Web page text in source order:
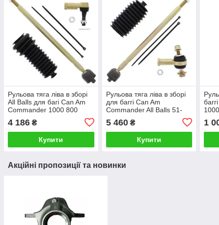
Рульова тяга ліва в зборі
All Balls для багі Can Am
Commander 1000 800
4 186 ₴
Купити
Рульова тяга ліва в зборі
для баггі Can Am
Commander All Balls 51-
5 460₴
Купити
1
Акційні пропозиції та новинки